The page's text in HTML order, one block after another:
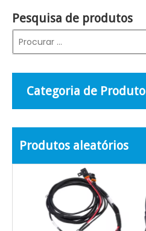
Pesquisa de produtos
Categoria de Produto
Produtos aleatórios